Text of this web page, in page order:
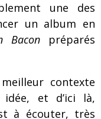
une des
un album en
Bacon préparés
contexte
et d’ici là,
à écouter, très